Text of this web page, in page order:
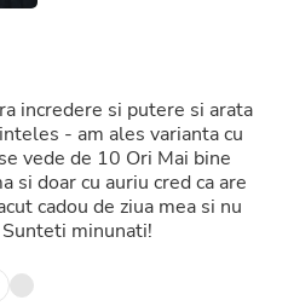
incredere si putere si arata
- am ales varianta cu
vede de 10 Ori Mai bine
si doar cu auriu cred ca are
cadou de ziua mea si nu
minunati!